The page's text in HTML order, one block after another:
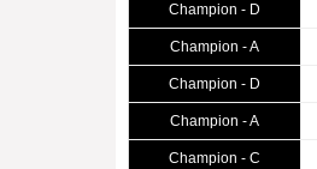
Champion - D
Champion - A
Champion - D
Champion - A
Champion - C